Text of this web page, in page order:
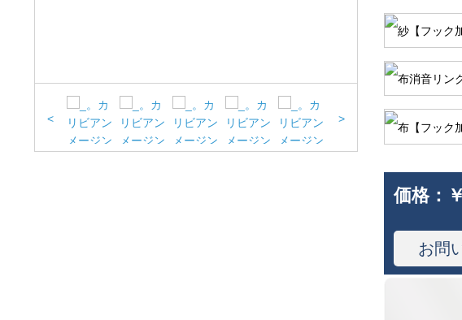
< >
価格：
お問